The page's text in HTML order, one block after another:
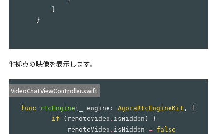
}
}
他拠点の映像を表示します。
VideoChatViewController.swift
func rtcEngine ( engine : AgoraRtcEngineKit ,
if
( remoteVideo . isHidden )
{
remoteVideo . isHidden = false